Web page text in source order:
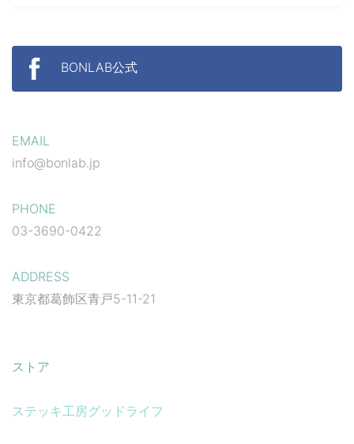
BONLAB公式
EMAIL
info@bonlab.jp
PHONE
03-3690-0422
ADDRESS
東京都葛飾区青戸5-11-21
ストア
ステッキ工房グッドライフ